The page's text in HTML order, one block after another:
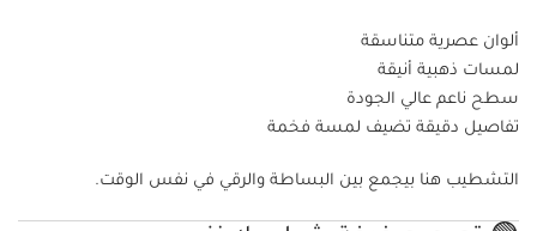
ألوان عصرية متناسقة
لمسات ذهبية أنيقة
سطح ناعم عالي الجودة
تفاصيل دقيقة تضيف لمسة فخمة
التشطيب هنا بيجمع بين البساطة والرقي في نفس الوقت.